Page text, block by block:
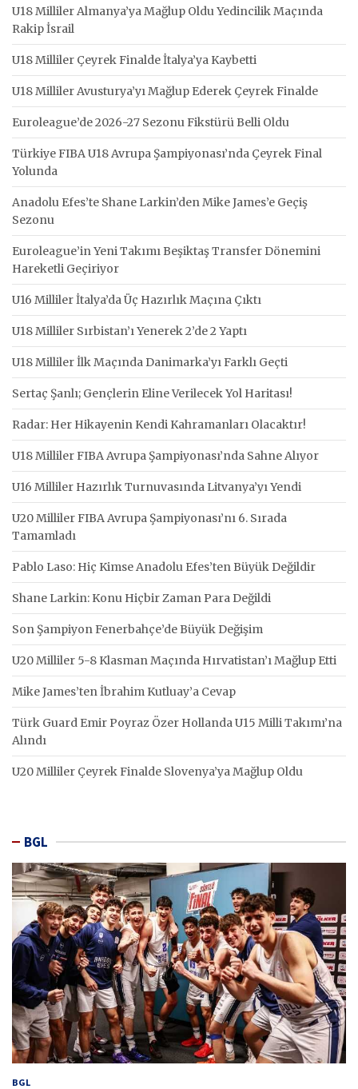
U18 Milliler Almanya’ya Mağlup Oldu Yedincilik Maçında
Rakip İsrail
U18 Milliler Çeyrek Finalde İtalya’ya Kaybetti
U18 Milliler Avusturya’yı Mağlup Ederek Çeyrek Finalde
Euroleague’de 2026-27 Sezonu Fikstürü Belli Oldu
Türkiye FIBA U18 Avrupa Şampiyonası’nda Çeyrek Final
Yolunda
Anadolu Efes’te Shane Larkin’den Mike James’e Geçiş
Sezonu
Euroleague’in Yeni Takımı Beşiktaş Transfer Dönemini
Hareketli Geçiriyor
U16 Milliler İtalya’da Üç Hazırlık Maçına Çıktı
U18 Milliler Sırbistan’ı Yenerek 2’de 2 Yaptı
U18 Milliler İlk Maçında Danimarka’yı Farklı Geçti
Sertaç Şanlı; Gençlerin Eline Verilecek Yol Haritası!
Radar: Her Hikayenin Kendi Kahramanları Olacaktır!
U18 Milliler FIBA Avrupa Şampiyonası’nda Sahne Alıyor
U16 Milliler Hazırlık Turnuvasında Litvanya’yı Yendi
U20 Milliler FIBA Avrupa Şampiyonası’nı 6. Sırada
Tamamladı
Pablo Laso: Hiç Kimse Anadolu Efes’ten Büyük Değildir
Shane Larkin: Konu Hiçbir Zaman Para Değildi
Son Şampiyon Fenerbahçe’de Büyük Değişim
U20 Milliler 5-8 Klasman Maçında Hırvatistan’ı Mağlup Etti
Mike James’ten İbrahim Kutluay’a Cevap
Türk Guard Emir Poyraz Özer Hollanda U15 Milli Takımı’na
Alındı
U20 Milliler Çeyrek Finalde Slovenya’ya Mağlup Oldu
BGL
BGL